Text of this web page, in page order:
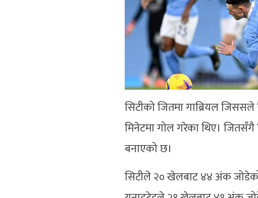
सिटीको जितमा गाब्रियल
मिनेटमा गोल गरेका थिए। जितसँगै
बनाएको छ।
सिटीले २० खेलबाट ४४ अंक जोडेको